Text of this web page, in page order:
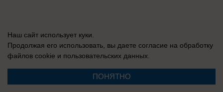
Наш сайт использует куки.
Продолжая его использовать, вы даете согласие на обработку
файлов cookie и пользовательских данных.
ПОНЯТНО